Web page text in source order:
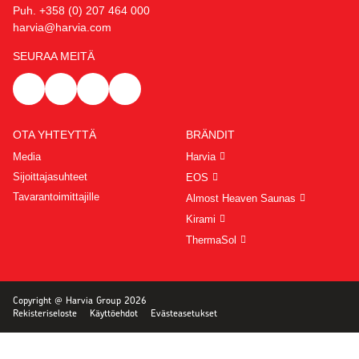
Puh. +358 (0) 207 464 000
harvia@harvia.com
SEURAA MEITÄ
OTA YHTEYTTÄ
Media
Sijoittajasuhteet
Tavarantoimittajille
BRÄNDIT
Harvia
EOS
Almost Heaven Saunas
Kirami
ThermaSol
Copyright @ Harvia Group 2026
Rekisteriseloste
Käyttöehdot Evästeasetukset